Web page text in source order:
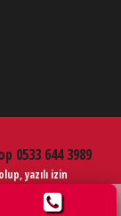
0533 644 3989
yazılı izin
Çiftlik Ekipmanları